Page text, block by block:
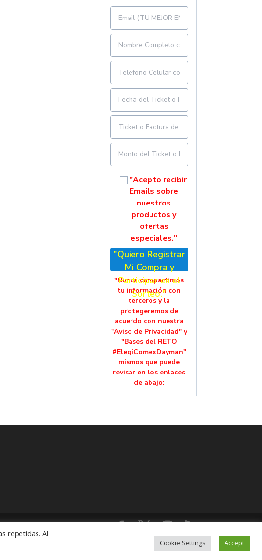
"Acepto recibir
Emails sobre
nuestros
productos y
ofertas
especiales."
"Quiero Registrar
Mi Compra y
Participar en el
Sorteo."
"Nunca compartimos
tu información con
terceros y la
protegeremos de
acuerdo con nuestra
"Aviso de Privacidad" y
"Bases del RETO
#ElegíComexDayman"
mismos que puede
revisar en los enlaces
de abajo:
Revolución, Colonia Mixcoac, C.P. 03910, CDMX,
repetidas. Al
Cookie Settings Accept